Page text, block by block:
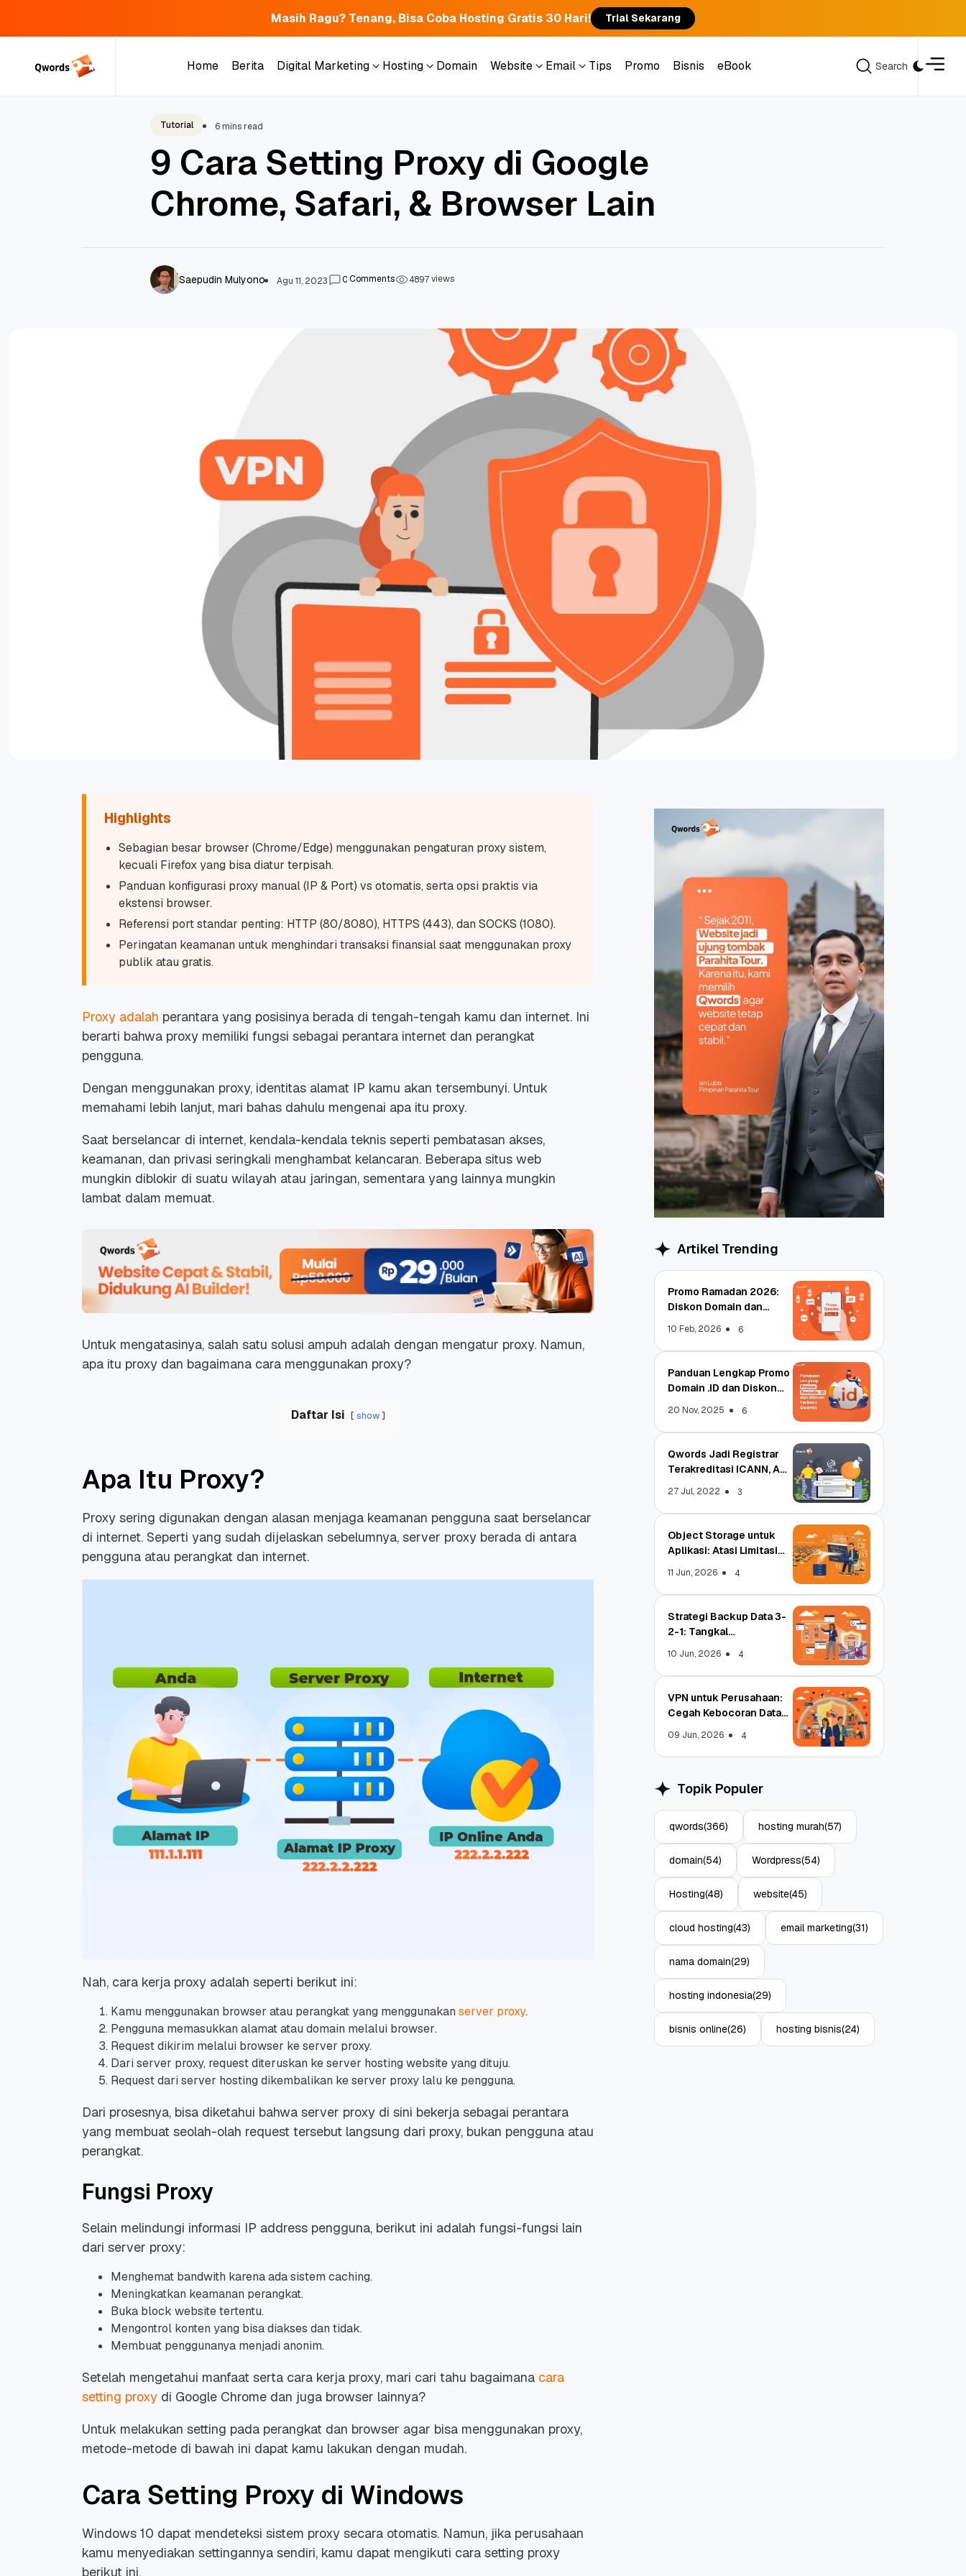
Masih Ragu? Tenang, Bisa Coba Hosting Gratis 30 Hari! Trial Sekarang
Home
Berita
Digital Marketing
Hosting
Domain
Website
Email
Tips
Promo
Bisnis
eBook
Search
Panduan Lengkap Promo
Domain .ID dan Diskon
20 Nov, 2025
Qwords Jadi Registrar
Terakreditasi ICANN, Apa
Object Storage untuk
Aplikasi: Atasi Limitasi
4
Tutorial 6 mins read
9 Cara Setting Proxy di Google
Chrome, Safari, & Browser Lain
Saepudin Mulyono Agu 11, 2023 0Comments 4897views
Highlights
Sebagian besar browser (Chrome/Edge) menggunakan pengaturan proxy sistem,
kecuali Firefox yang bisa diatur terpisah.
Panduan konfigurasi proxy manual (IP & Port) vs otomatis, serta opsi praktis via
ekstensi browser.
Referensi port standar penting: HTTP (80/8080), HTTPS (443), dan SOCKS (1080).
Peringatan keamanan untuk menghindari transaksi finansial saat menggunakan proxy
publik atau gratis.
Proxy adalah perantara yang posisinya berada di tengah-tengah kamu dan internet. Ini
berarti bahwa proxy memiliki fungsi sebagai perantara internet dan perangkat
pengguna.
Dengan menggunakan proxy, identitas alamat IP kamu akan tersembunyi. Untuk
memahami lebih lanjut, mari bahas dahulu mengenai apa itu proxy.
Saat berselancar di internet, kendala-kendala teknis seperti pembatasan akses,
keamanan, dan privasi seringkali menghambat kelancaran. Beberapa situs web
mungkin diblokir di suatu wilayah atau jaringan, sementara yang lainnya mungkin
lambat dalam memuat.
Untuk mengatasinya, salah satu solusi ampuh adalah dengan mengatur proxy. Namun,
apa itu proxy dan bagaimana cara menggunakan proxy?
Daftar Isi show
Apa Itu Proxy?
Proxy sering digunakan dengan alasan menjaga keamanan pengguna saat berselancar
di internet. Seperti yang sudah dijelaskan sebelumnya, server proxy berada di antara
pengguna atau perangkat dan internet.
Nah, cara kerja proxy adalah seperti berikut ini:
Kamu menggunakan browser atau perangkat yang menggunakan server proxy.
Pengguna memasukkan alamat atau domain melalui browser.
Requestdikirim melalui browser ke server proxy.
Dari server proxy, requestditeruskan ke server hosting website yang dituju.
Requestdari server hosting dikembalikan ke server proxy lalu ke pengguna.
Dari prosesnya, bisa diketahui bahwa server proxy di sini bekerja sebagai perantara
yang membuat seolah-olah request tersebut langsung dari proxy, bukan pengguna atau
perangkat.
Fungsi Proxy
Selain melindungi informasi IP address pengguna, berikut ini adalah fungsi-fungsi lain
dari server proxy:
Menghemat bandwith karena ada sistem caching.
Meningkatkan keamanan perangkat.
Buka block websitetertentu.
Mengontrol konten yang bisa diakses dan tidak.
Membuat penggunanya menjadi anonim.
Setelah mengetahui manfaat serta cara kerja proxy, mari cari tahu bagaimana cara
setting proxy di Google Chrome dan juga browser lainnya?
Untuk melakukan setting pada perangkat dan browser agar bisa menggunakan proxy,
metode-metode di bawah ini dapat kamu lakukan dengan mudah.
Cara Setting Proxy di Windows
Windows 10 dapat mendeteksi sistem proxy secara otomatis. Namun, jika perusahaan
kamu menyediakan settingannya sendiri, kamu dapat mengikuti cara setting proxy
berikut ini.
Artikel Trending
Promo Ramadan 2026:
Diskon Domain dan
10 Feb, 2026 6
Panduan Lengkap Promo
Domain .ID dan Diskon
20 Nov, 2025 6
Qwords Jadi Registrar
Terakreditasi ICANN, Apa
27 Jul, 2022 3
Object Storage untuk
Aplikasi: Atasi Limitasi
11 Jun, 2026 4
Strategi Backup Data 3-
2-1: Tangkal
10 Jun, 2026 4
VPN untuk Perusahaan:
Cegah Kebocoran Data
09 Jun, 2026 4
Topik Populer
qwords(366) hosting murah(57)
domain(54) Wordpress(54)
Hosting(48) website(45)
cloud hosting(43) email marketing(31)
nama domain(29)
hosting indonesia(29)
bisnis online(26) hosting bisnis(24)